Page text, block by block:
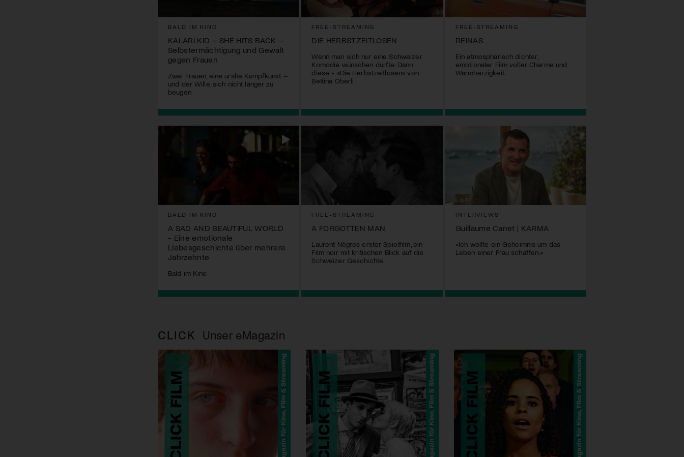
BALD IM KINO
KALARI KID – SHE HITS BACK –
Selbstermächtigung und Gewalt
gegen Frauen
Zwei Frauen, eine uralte Kampfkunst –
und der Wille, sich nicht länger zu
beugen
FREE-STREAMING
DIE HERBSTZEITLOSEN
Wenn man sich nur eine Schweizer
Komödie wünschen dürfte: Dann
diese - «Die Herbstzeitlosen» von
Bettina Oberli
FREE-STREAMING
REINAS
Ein atmosphärisch dichter,
emotionaler Film voller Charme und
Warmherzigkeit.
BALD IM KINO
A SAD AND BEAUTIFUL WORLD
- Eine emotionale
Liebesgeschichte über mehrere
Jahrzehnte
Bald im Kino
FREE-STREAMING
A FORGOTTEN MAN
Laurent Nègres erster Spielfilm, ein
Film noir mit kritischen Blick auf die
Schweizer Geschichte
INTERVIEWS
Guillaume Canet | KARMA
«Ich wollte ein Geheimnis um das
Leben einer Frau schaffen.»
CLICK Unser eMagazin